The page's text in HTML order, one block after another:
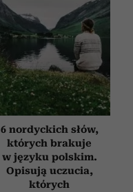
6 nordyckich słów,
których brakuje
w języku polskim.
Opisują uczucia,
których